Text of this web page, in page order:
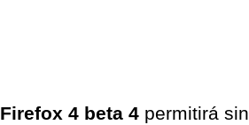
Firefox 4 beta 4 permitirá